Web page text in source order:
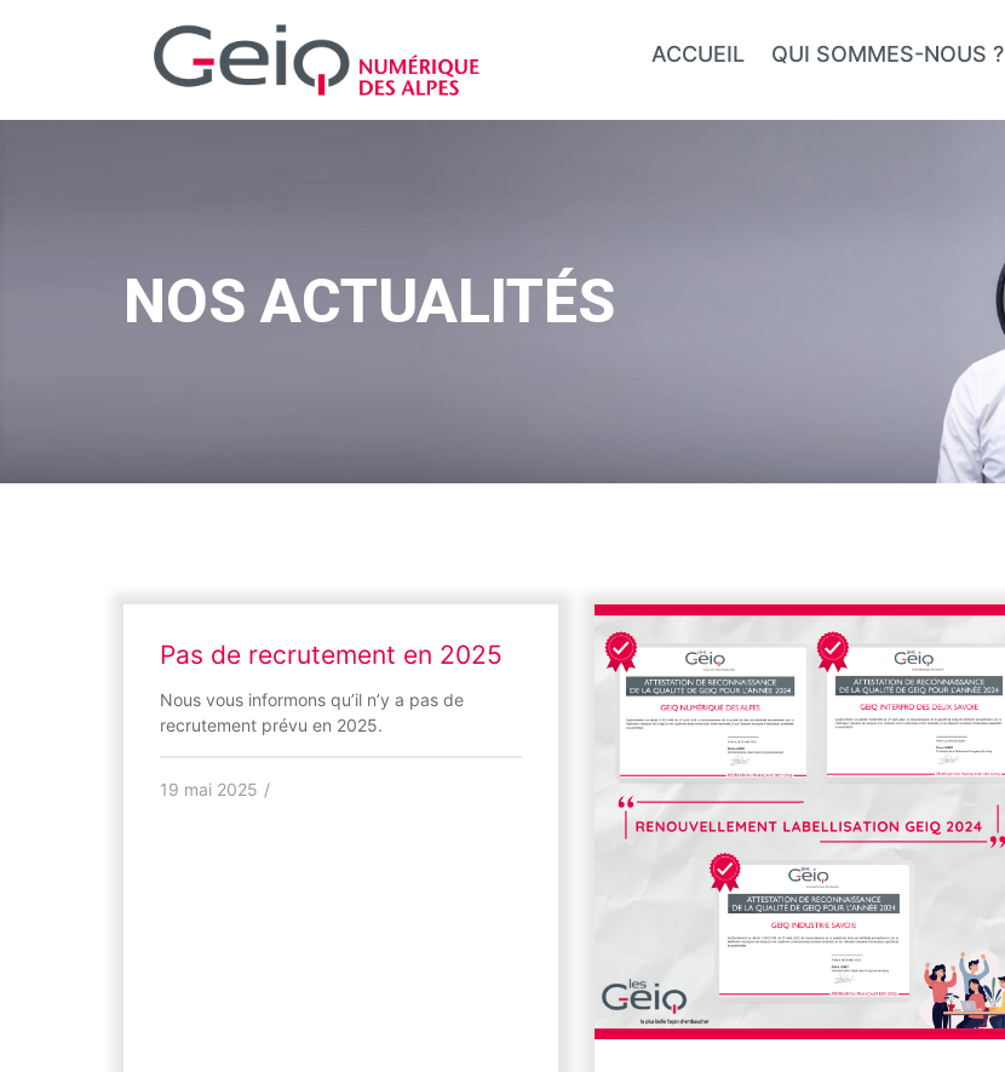
ACCUEIL QUI SOMMES-NOUS ?
NOS ACTUALITÉS
Pas de recrutement en 2025
Nous vous informons qu’il n’y a pas de
recrutement prévu en 2025.
19 mai 2025 /